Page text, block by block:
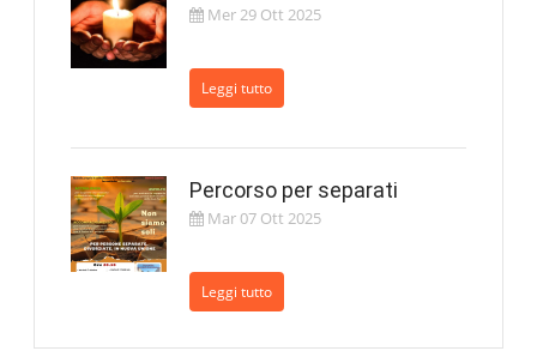
Mer 29 Ott 2025
Leggi tutto
Percorso per separati
Mar 07 Ott 2025
Leggi tutto